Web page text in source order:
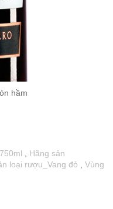
RẺ
hầm
, Hãng sản
loại rượu_Vang đỏ , Vùng